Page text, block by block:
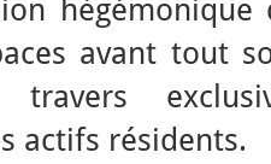
hégémonique
avant tout
actifs résidents.